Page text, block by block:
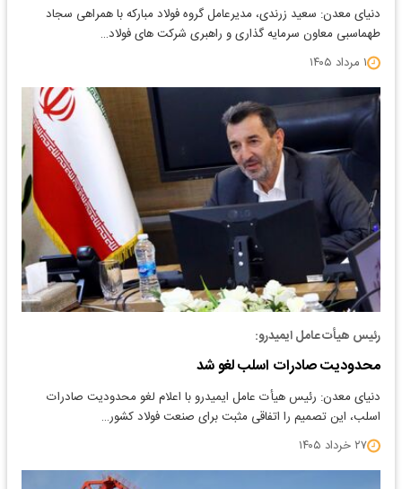
دنیای معدن: سعید زرندی، مدیرعامل گروه فولاد مبارکه با همراهی سجاد
طهماسبی معاون سرمایه گذاری و راهبری شرکت های فولاد…
۱ مرداد ۱۴۰۵
رئیس هیأت عامل ایمیدرو:
محدودیت صادرات اسلب لغو شد
دنیای معدن: رئیس هیأت عامل ایمیدرو با اعلام لغو محدودیت صادرات
اسلب، این تصمیم را اتفاقی مثبت برای صنعت فولاد کشور…
۲۷ خرداد ۱۴۰۵